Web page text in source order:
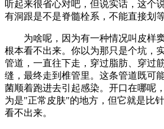
听起来很省心对吧，但说实话，这个
有洞跟是不是脊髓栓系，不能直接划等
为啥呢，因为有一种情况叫皮样窦
根本看不出来。你以为那只是个坑，
管道，一直往下走，穿过脂肪、穿过
缝，最终走到椎管里。这条管道既可
菌顺着跑进去引起感染。开口在哪呢
为是"正常皮肤"的地方，但它就是比
看不出来。